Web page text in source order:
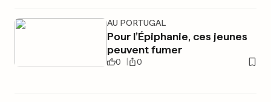
AU PORTUGAL
Pour l’Épiphanie, ces jeunes
peuvent fumer
0 0